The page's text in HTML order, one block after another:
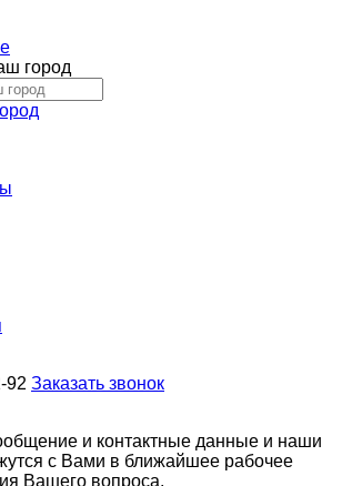
город
92 Заказать звонок
и контактные данные и наши
с Вами в ближайшее рабочее
Вашего вопроса.